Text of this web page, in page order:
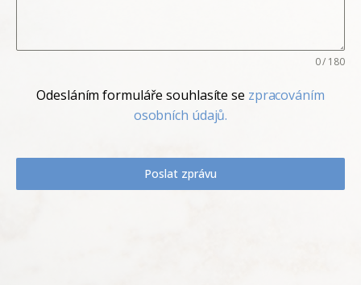
0 / 180
Odesláním formuláře souhlasíte se zpracováním
osobních údajů.
Poslat zprávu